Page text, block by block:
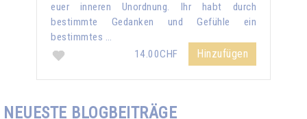
euer inneren Unordnung. Ihr habt durch
bestimmte Gedanken und Gefühle ein
bestimmtes …
14.00CHF
Hinzufügen
NEUESTE BLOGBEITRÄGE